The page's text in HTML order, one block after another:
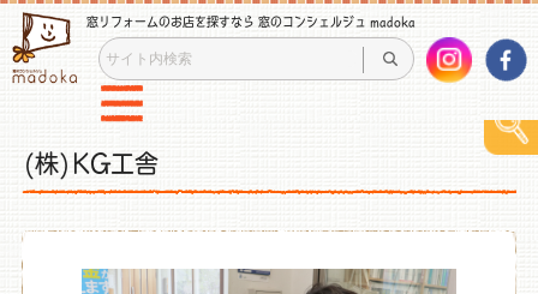
窓リフォームのお店を探すなら 窓のコンシェルジュ madoka
(株)KG工舎